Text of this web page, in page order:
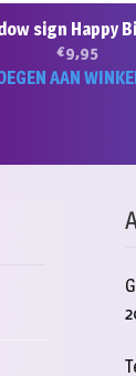
sign Happy
€9,95
AAN